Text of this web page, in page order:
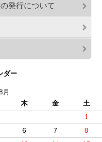
発行について
ダー
月
木 金
土
1
6 7
8